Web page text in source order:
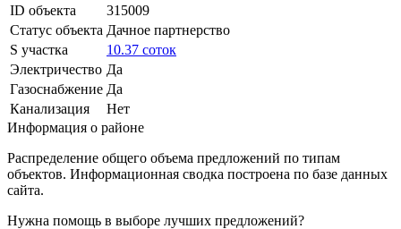
ID объекта
315009
Статус объекта Дачное партнерство
S участка
10.37 соток
Электричество Да
Газоснабжение Да
Канализация
Нет
Информация о районе
Распределение общего объема предложений по типам
объектов. Информационная сводка построена по базе данных
сайта.
Нужна помощь в выборе лучших предложений?